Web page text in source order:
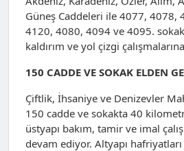
Güneş Caddeleri ile 4077, 4078,
4120, 4080, 4094 ve 4095.
kaldırım ve yol çizgi
150 CADDE VE SOKAK ELDEN
Çiftlik, İhsaniye ve Denizevler
150 cadde ve sokakta 40
üstyapı bakım, tamir ve imal
devam ediyor. Altyapı